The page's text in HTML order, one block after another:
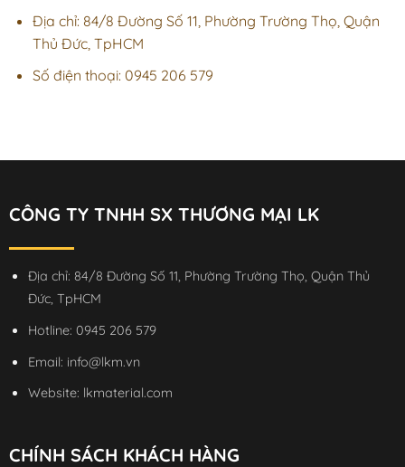
Địa chỉ: 84/8 Đường Số 11, Phường Trường Thọ, Quận
Thủ Đức, TpHCM
Số điện thoại: 0945 206 579
CÔNG TY TNHH SX THƯƠNG MẠI LK
Địa chỉ: 84/8 Đường Số 11, Phường Trường Thọ, Quận Thủ
Đức, TpHCM
Hotline: 0945 206 579
Email: info@lkm.vn
Website: lkmaterial.com
CHÍNH SÁCH KHÁCH HÀNG